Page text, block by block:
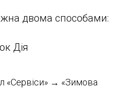
двома способами:
Дія
«Сервіси» → «Зимова